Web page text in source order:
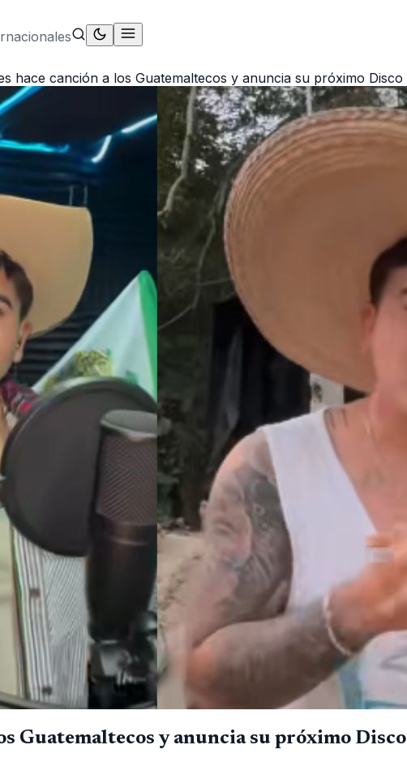
hace canción a los Guatemaltecos y anuncia su próximo Disco
Guatemaltecos y anuncia su próximo Disco